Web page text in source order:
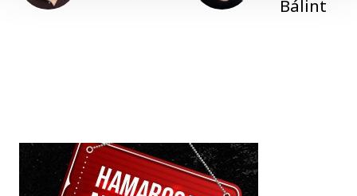
Bálint